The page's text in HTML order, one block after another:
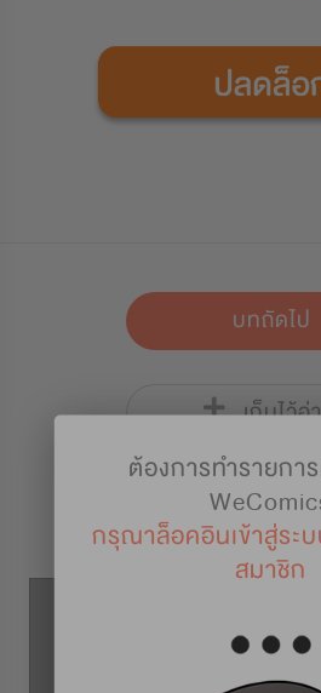
บทถัดไป
เก็บไว้อ่
รายละเอียด
ต้องการทำรายกา
กรุณาล็อคอินเข้าสู่ระ
สมาชิก